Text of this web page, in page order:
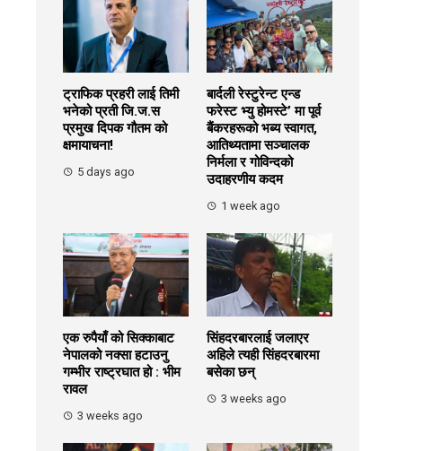
ट्राफिक प्रहरी लाई तिमी
भनेको प्रती जि.ज.स
प्रमुख दिपक गौतम को
क्षमायाचना!
5 days ago
बार्दली रेस्टुरेन्ट एन्ड
फरेस्ट भ्यु होमस्टे’ मा पूर्व
बैंकरहरूको भब्य स्वागत,
आतिथ्यतामा सञ्चालक
निर्मला र गोविन्दको
उदाहरणीय कदम
1 week ago
एक रुपैयाँ को सिक्काबाट
नेपालको नक्सा हटाउनु
गम्भीर राष्ट्रघात हो : भीम
रावल
3 weeks ago
सिंहदरबारलाई जलाएर
अहिले त्यही सिंहदरबारमा
बसेका छन्
3 weeks ago